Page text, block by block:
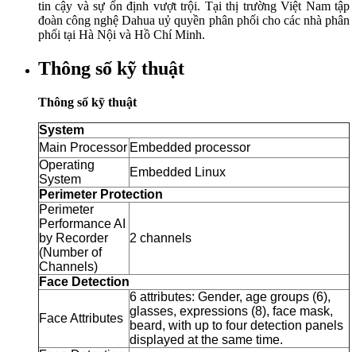
tin cậy và sự ổn định vượt trội. Tại thị trường Việt Nam tập
đoàn công nghệ Dahua uỷ quyền phân phối cho các nhà phân
phối tại Hà Nội và Hồ Chí Minh.
Thông số kỹ thuật
Thông số kỹ thuật
System
Main Processor Embedded processor
Operating
System
Embedded Linux
Perimeter Protection
Perimeter
Performance AI
by Recorder
(Number of
Channels)
2 channels
Face Detection
Face Attributes
6 attributes: Gender, age groups (6),
glasses, expressions (8), face mask,
beard, with up to four detection panels
displayed at the same time.